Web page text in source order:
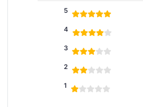
5
4
3
2
1